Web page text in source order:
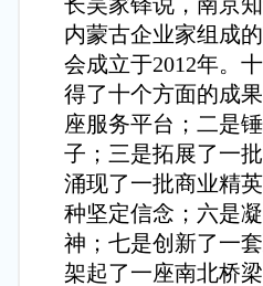
内蒙古企业家组成
会成立于2012年。
得了十个方面的成
座服务平台；二是
子；三是拓展了一
涌现了一批商业精
种坚定信念；六是
神；七是创新了一
架起了一座南北桥